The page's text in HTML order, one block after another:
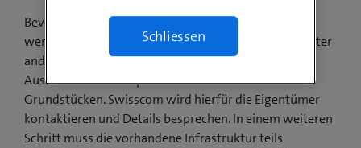
Bevor ab Frühling 2021 die Glasfaserkabel verlegt
werden, sind noch Vorarbeiten nötig. Dazu gehört unter
anderem das Einholen der Bewilligung für die
Ausbauarbeiten auf privaten wie auch öffentlichen
Grundstücken. Swisscom wird hierfür die Eigentümer
kontaktieren und Details besprechen. In einem weiteren
Schritt muss die vorhandene Infrastruktur teils
Schliessen